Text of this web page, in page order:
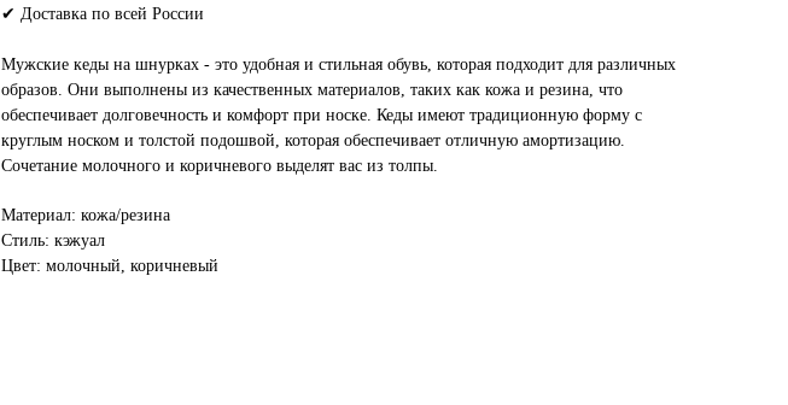
✔ Доставка по всей России
Мужские кеды на шнурках - это удобная и стильная обувь, которая подходит для различных
образов. Они выполнены из качественных материалов, таких как кожа и резина, что
обеспечивает долговечность и комфорт при носке. Кеды имеют традиционную форму с
круглым носком и толстой подошвой, которая обеспечивает отличную амортизацию.
Сочетание молочного и коричневого выделят вас из толпы.
Материал: кожа/резина
Стиль: кэжуал
Цвет: молочный, коричневый